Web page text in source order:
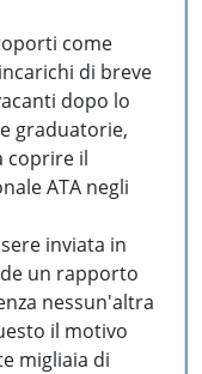
come
di breve
dopo lo
graduatorie,
coprire il
ATA negli
inviata in
un rapporto
nessun'altra
il motivo
migliaia di